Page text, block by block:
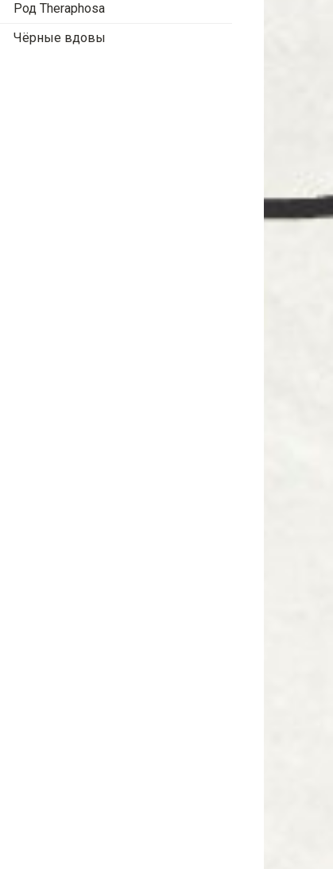
Род Theraphosa
Чёрные вдовы